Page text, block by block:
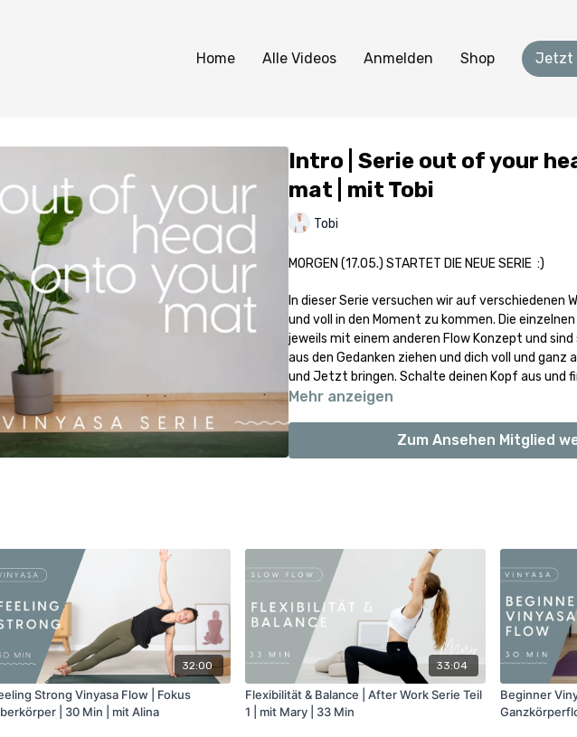
Home Alle Videos Anmelden Shop Jetzt
Intro | Serie out of your
mat | mit Tobi
Tobi
MORGEN (17.05.) STARTET DIE NEUE SERIE :)
In dieser Serie versuchen wir auf verschiedenen
und voll in den Moment zu kommen. Die
jeweils mit einem anderen Flow Konzept und
aus den Gedanken ziehen und dich voll und ganz
und Jetzt bringen. Schalte deinen Kopf aus und
Mehr anzeigen
Zum Ansehen Mitglied
32:00
Strong Vinyasa Flow | Fokus
| 30 Min | mit Alina
33:04
Flexibilität & Balance | After Work Serie Teil
1 | mit Mary | 33 Min
Beginner